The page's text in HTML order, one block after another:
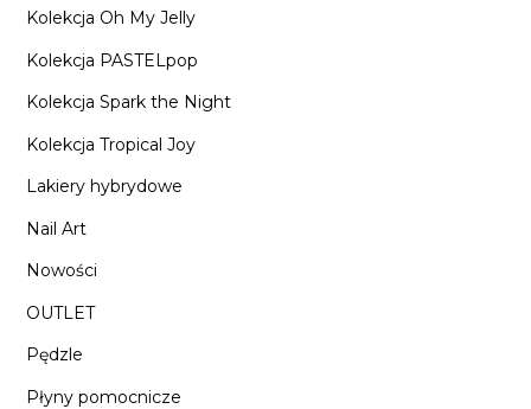
Kolekcja Oh My Jelly
Kolekcja PASTELpop
Kolekcja Spark the Night
Kolekcja Tropical Joy
Lakiery hybrydowe
Nail Art
Nowości
OUTLET
Pędzle
Płyny pomocnicze